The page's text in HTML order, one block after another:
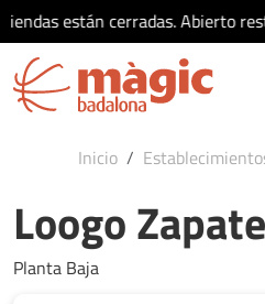
están cerradas. Abierto
Inicio
Loogo
Planta Baja